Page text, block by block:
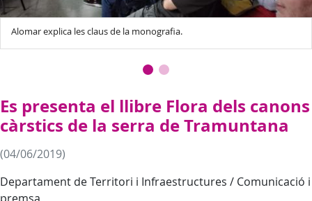
Alomar explica les claus de la monografia.
Es presenta el llibre Flora dels canons
càrstics de la serra de Tramuntana
(04/06/2019)
Departament de Territori i Infraestructures / Comunicació i